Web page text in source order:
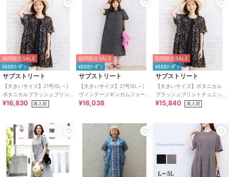
期間限定SALE
¥888ｸｰﾎﾟﾝ
サブストリート
【大きいサイズ】21号(6L～)
ボタニカルブラッシュプリン
トチュニック
¥16,830 再入荷
期間限定SALE
¥888ｸｰﾎﾟﾝ
サブストリート
【大きいサイズ】21号(6L～)
ヴィンテージギンガムジョー
ゼットワンピース
¥16,038
期間限定SALE
¥888ｸｰﾎﾟﾝ
サブストリート
【大きいサイズ】ボタニカル
ブラッシュプリントチュニッ
ク
¥15,840 再入荷